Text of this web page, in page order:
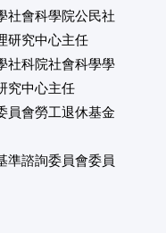
社會科學院公民社
研究中心主任
社科院社會科學學
究中心主任
員會勞工退休基金
準諮詢委員會委員